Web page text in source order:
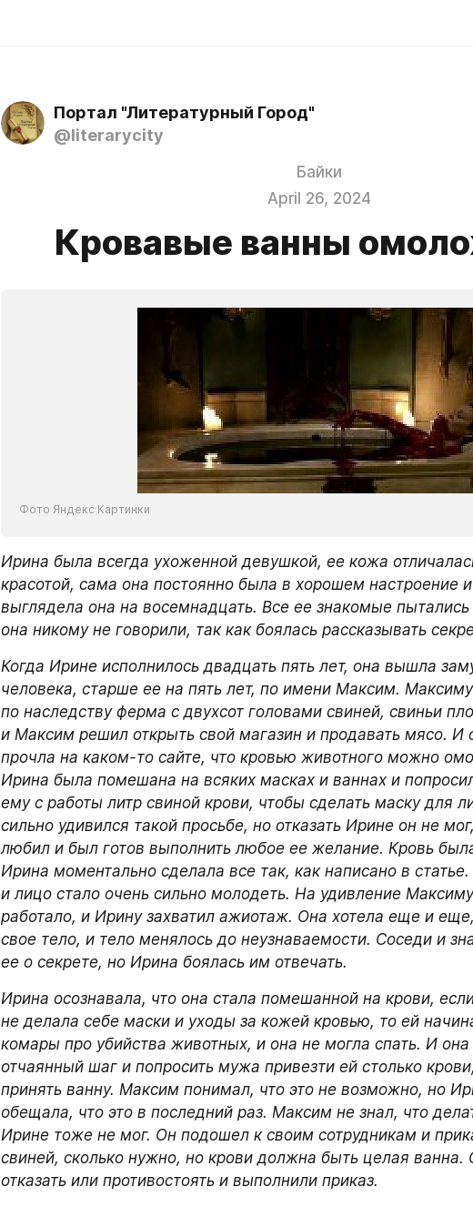
Портал "Литературный Город"
@literarycity
Байки
April 26, 2024
Кровавые ванны
Фото Яндекс Картинки
Ирина была всегда ухоженной девушкой, ее кожа
красотой, сама она постоянно была в хорошем настроение
выглядела она на восемнадцать. Все ее знакомые пытались
она никому не говорили, так как боялась рассказывать
Когда Ирине исполнилось двадцать пять лет, она вышла
человека, старше ее на пять лет, по имени Максим. Максиму
по наследству ферма с двухсот головами свиней, свиньи
и Максим решил открыть свой магазин и продавать мясо.
прочла на каком-то сайте, что кровью животного можно
Ирина была помешана на всяких масках и ваннах и
ему с работы литр свиной крови, чтобы сделать маску для
сильно удивился такой просьбе, но отказать Ирине он не
любил и был готов выполнить любое ее желание. Кровь
Ирина моментально сделала все так, как написано в
и лицо стало очень сильно молодеть. На удивление
работало, и Ирину захватил ажиотаж. Она хотела еще и
свое тело, и тело менялось до неузнаваемости. Соседи и
ее о секрете, но Ирина боялась им отвечать.
Ирина осознавала, что она стала помешанной на крови,
не делала себе маски и уходы за кожей кровью, то ей
комары про убийства животных, и она не могла спать. И
отчаянный шаг и попросить мужа привезти ей столько
принять ванну. Максим понимал, что это не возможно, но
обещала, что это в последний раз. Максим не знал, что
Ирине тоже не мог. Он подошел к своим сотрудникам и
свиней, сколько нужно, но крови должна быть целая ванна.
отказать или противостоять и выполнили приказ.